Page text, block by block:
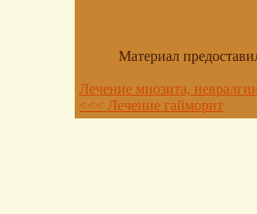
Материал
Лечение миозита,
<<< Лечение гайморит